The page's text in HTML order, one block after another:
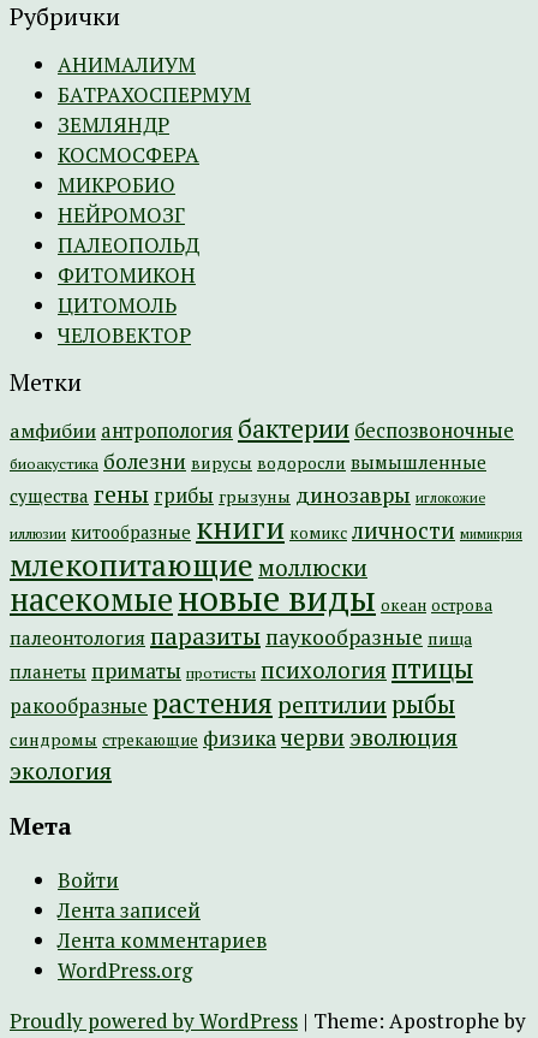
Рубрички
АНИМАЛИУМ
БАТРАХОСПЕРМУМ
ЗЕМЛЯНДР
КОСМОСФЕРА
МИКРОБИО
НЕЙРОМОЗГ
ПАЛЕОПОЛЬД
ФИТОМИКОН
ЦИТОМОЛЬ
ЧЕЛОВЕКТОР
Метки
амфибии антропология бактерии беспозвоночные
биоакустика болезни вирусы водоросли вымышленные
существа гены грибы грызуны динозавры иглокожие
иллюзии китообразные книги комикс личности мимикрия
млекопитающие моллюски
насекомыеновые виды океан острова
палеонтология паразиты паукообразные пища
планеты приматы протисты психология птицы
ракообразные растениярептилиирыбы
синдромы стрекающие физикачерви эволюция
экология
Мета
Войти
Лента записей
Лента комментариев
WordPress.org
Proudly powered by WordPress | Theme: Apostrophe by